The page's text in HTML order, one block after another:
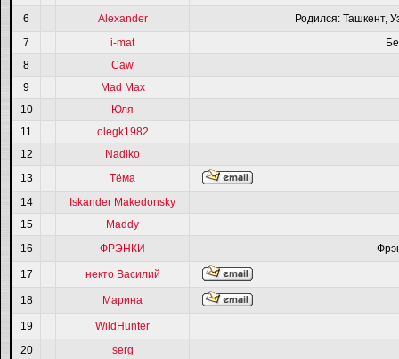
6
Alexander
Родился: Ташкент,
7
i-mat
8
Caw
9
Mad Max
10
Юля
11
olegk1982
12
Nadiko
13
Тёма
14
Iskander Makedonsky
15
Maddy
16
ФРЭНКИ
17 некто Василий
18 Марина
19
WildHunter
20
serg